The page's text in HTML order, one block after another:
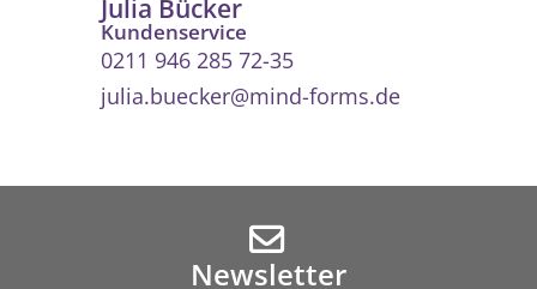
Julia Bücker
Kundenservice
0211 946 285 72-35
julia.buecker@mind-forms.de
Newsletter